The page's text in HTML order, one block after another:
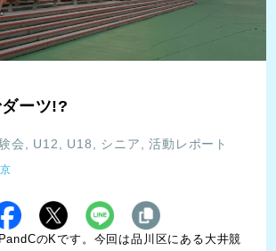
ーツ!?
会, U12, U18, シニア,活動レポート
のKです。今回は品川区にある大井競